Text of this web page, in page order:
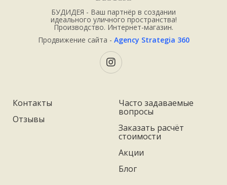
БУДИДЕЯ - Ваш партнёр в создании
идеального уличного пространства!
Производство. Интернет-магазин.
Продвижение сайта - Agency Strategia 360
Контакты
Отзывы
Часто задаваемые
вопросы
Заказать расчёт
стоимости
Акции
Блог